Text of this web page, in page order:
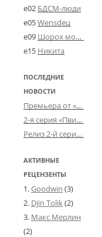
e02 БДСМ-люди
e05Wensdeц
e09 Шорох мозговины
e15 Никита
ПОСЛЕДНИЕ
НОВОСТИ
Премьера от «Усталого королевства»: «Игорь начал»
2-я серия «Пвин Тикса» от 2-D
Релиз 2-й серии «БДСМ-людей» от «Аркада Фильм»
АКТИВНЫЕ
РЕЦЕНЗЕНТЫ
Goodwin (3)
Djin Tolik(2)
Макс Мерлин
(2)